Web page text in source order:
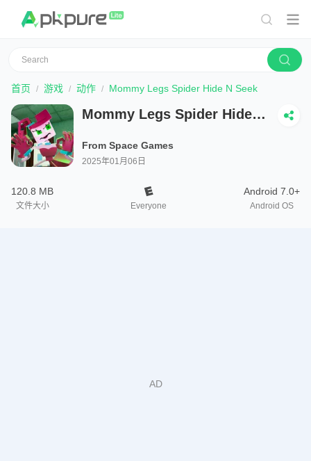
首页 游戏 动作 Mommy Legs Spider Hide N Seek
Mommy Legs Spider Hide N
From Space Games
2025年01月06日
120.8 MB
文件大小 Everyone
Android 7.0+
Android OS